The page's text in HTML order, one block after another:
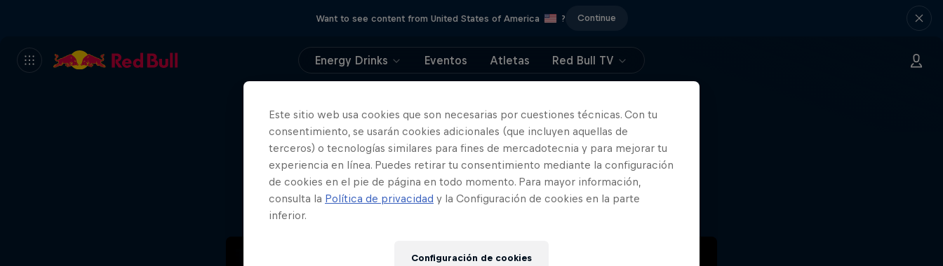
Want to see content from United States of America ? Continue
Energy Drinks Eventos Atletas Red Bull TV
404
Vaya. Lo sentimos. ¿Dónde
está la página?
Este sitio web usa cookies que son necesarias por cuestiones técnicas. Con tu
consentimiento, se usarán cookies adicionales (que incluyen aquellas de
terceros) o tecnologías similares para fines de mercadotecnia y para mejorar tu
experiencia en línea. Puedes retirar tu consentimiento mediante la configuración
de cookies en el pie de página en todo momento. Para mayor información,
consulta la Política de privacidad y la Configuración de cookies en la parte
inferior.
Configuración de cookies